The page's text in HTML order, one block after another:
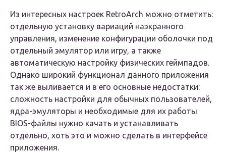
Из интересных настроек RetroArch можно отметить:
отдельную установку вариаций наэкранного
управления, изменение конфигурации оболочки под
отдельный эмулятор или игру, а также
автоматическую настройку физических геймпадов.
Однако широкий функционал данного приложения
так же выливается и в его основные недостатки:
сложность настройки для обычных пользователей,
ядра-эмуляторы и необходимые для их работы
BIOS-файлы нужно качать и устанавливать
отдельно, хоть это и можно сделать в интерфейсе
приложения.